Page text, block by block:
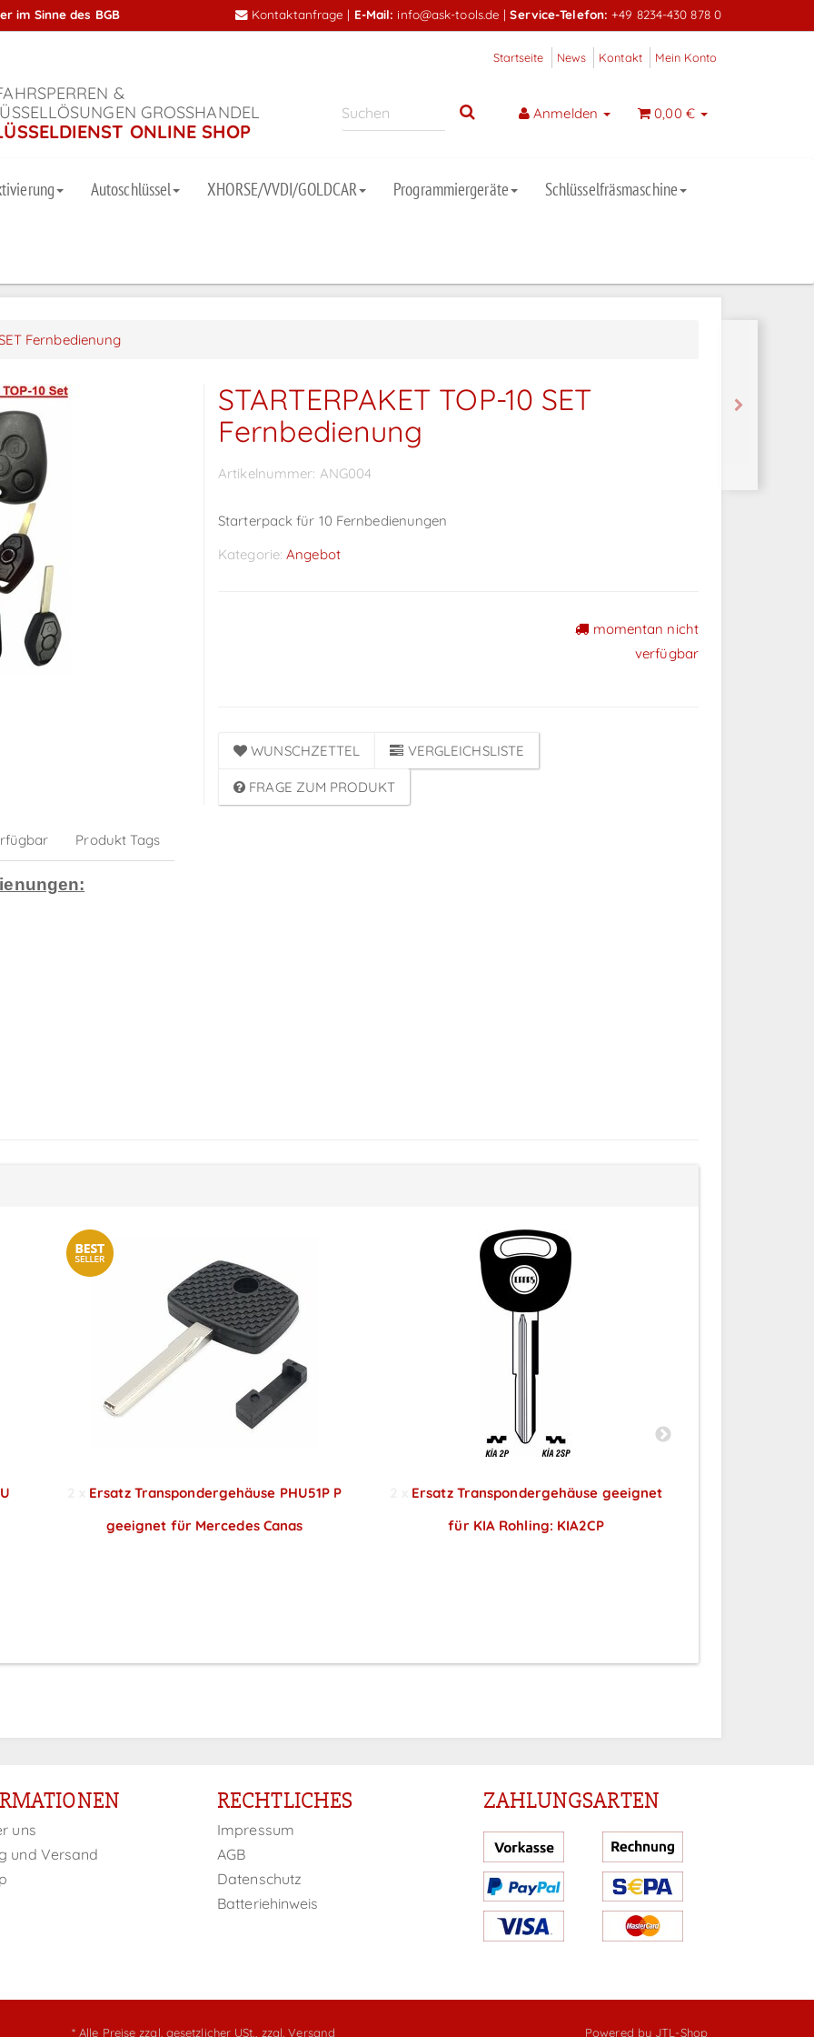
im Sinne des BGB Kontaktanfrage | E-Mail: info@ask-tools.de |Service-Telefon: +49 8234-430 878 0
Startseite News Kontakt Mein Konto
&
GROSSHANDEL
ONLINE SHOP
Anmelden 0,00 €
Autoschlüssel XHORSE/VVDI/GOLDCAR Programmiergeräte Schlüsselfräsmaschine
Fernbedienung
STARTERPAKET TOP-10 SET
Fernbedienung
Artikelnummer: ANG004
Starterpack für 10 Fernbedienungen
Kategorie:Angebot
momentan nicht
verfügbar
WUNSCHZETTEL VERGLEICHSLISTE
FRAGE ZUM PRODUKT
Produkt Tags
Ersatz Transpondergehäuse PHU51P P
geeignet für Mercedes Canas
Ersatz Transpondergehäuse geeignet
für KIA Rohling: KIA2CP
uns
und Versand
RECHTLICHES
Impressum
AGB
Datenschutz
Batteriehinweis
ZAHLUNGSARTEN
* Alle Preise zzgl. gesetzlicher USt., zzgl. Versand Powered by JTL-Shop